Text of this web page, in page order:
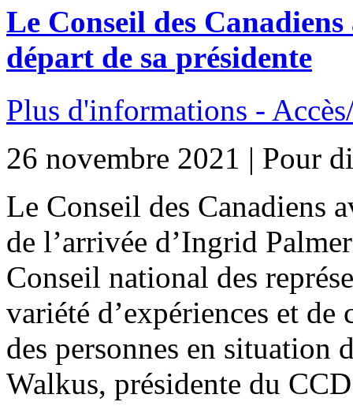
Le Conseil des
départ de sa présidente
Plus d'informations -
26 novembre 2021 | Pour
Le Conseil des Canadiens
de l’arrivée d’Ingrid
Conseil national des
variété d’expériences et
des personnes en situation
Walkus, présidente du